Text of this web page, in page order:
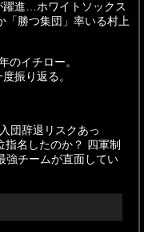
躍進…ホワイトソックス
「勝つ集団」率いる村上
のイチロー。
振り返る。
団辞退リスクあっ
指名したのか？ 四軍制
強チームが直面してい